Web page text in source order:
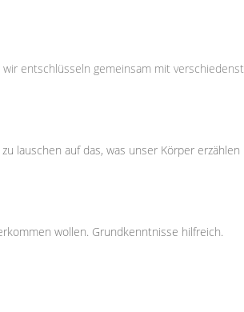
entschlüsseln gemeinsam mit
lauschen auf das, was unser Körper
wollen. Grundkenntnisse hilfreich.